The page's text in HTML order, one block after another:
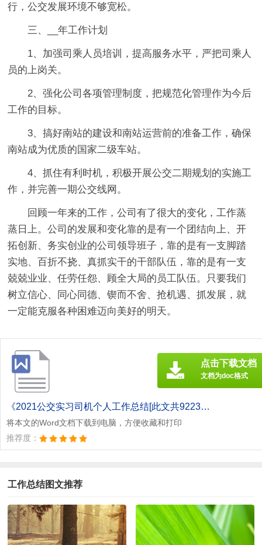
行，公交发展环境不够宽松。
三、__年工作计划
1、加强司乘人员培训，提高服务水平，严把司乘人
员的上岗关。
2、强化公司各项管理制度，把规范化管理作为今后
工作的目标。
3、搞好南站的建设和南站运营前的准备工作，确保
南站成为优质的国家二级车站。
4、抓住有利时机，积极开展公交二期规划的实施工
作，并完善一期公交线网。
回顾一年来的工作，公司有了很大的变化，工作蒸
蒸日上。公司的发展和变化靠的是有一个团结向上、开
拓创新、务实创业的公司领导班子，靠的是有一支脚踏
实地、百折不挠、真抓实干的干部队伍，靠的是有一支
兢兢业业、任劳任怨、顾全大局的员工队伍。只要我们
树立信心、同心同德、锲而不舍、抢机遇、抓发展，就
一定能克服各种困难迈向美好的明天。
《2021公交实习司机个人工作总结[此文共9223字].doc》
将本文的Word文档下载到电脑，方便收藏和打印
推荐度：
点击下载文档
文档为doc格式
工作总结图文推荐